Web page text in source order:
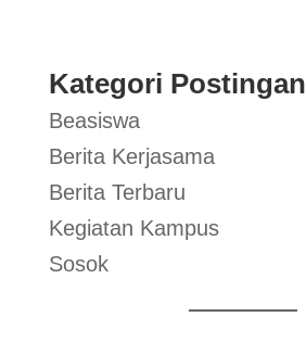
Kategori Postingan
Beasiswa
Berita Kerjasama
Berita Terbaru
Kegiatan Kampus
Sosok